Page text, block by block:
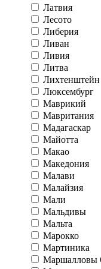
Латвия
Лесото
Либерия
Ливан
Ливия
Литва
Лихтенштейн
Люксембург
Маврикий
Мавритания
Мадагаскар
Майотта
Макао
Македония
Малави
Малайзия
Мали
Мальдивы
Мальта
Марокко
Мартиника
Маршалловы